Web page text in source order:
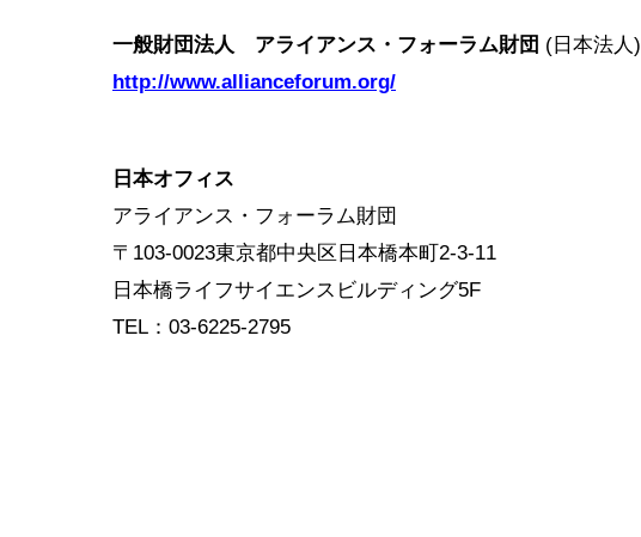
一般財団法人 アライアンス・フォーラム財団 (日本法人)
http://www.allianceforum.org/
日本オフィス
アライアンス・フォーラム財団
〒103-0023東京都中央区日本橋本町2-3-11
日本橋ライフサイエンスビルディング5F
TEL：03-6225-2795